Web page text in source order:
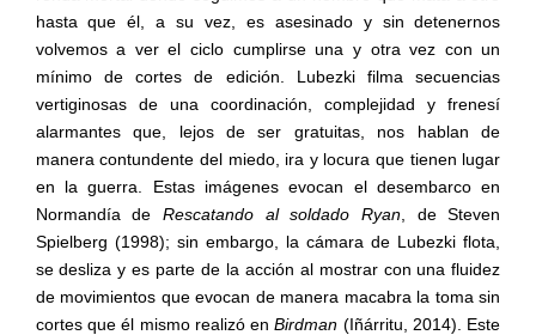
hasta que él, a su vez, es asesinado y sin detenernos
volvemos a ver el ciclo cumplirse una y otra vez con un
mínimo de cortes de edición. Lubezki filma secuencias
vertiginosas de una coordinación, complejidad y frenesí
alarmantes que, lejos de ser gratuitas, nos hablan de
manera contundente del miedo, ira y locura que tienen lugar
en la guerra. Estas imágenes evocan el desembarco en
Normandía de Rescatando al soldado Ryan , de Steven
Spielberg (1998); sin embargo, la cámara de Lubezki flota,
se desliza y es parte de la acción al mostrar con una fluidez
de movimientos que evocan de manera macabra la toma sin
cortes que él mismo realizó enBirdman (Iñárritu, 2014). Este